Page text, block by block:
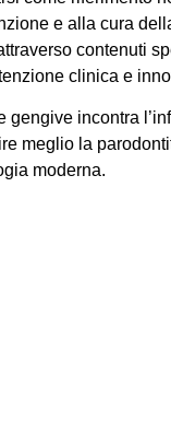
e alla cura
contenuti
clinica e
incontra
meglio la
moderna.